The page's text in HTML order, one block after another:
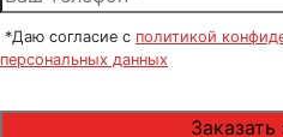
*Даю согласие с политикой
персональных данных